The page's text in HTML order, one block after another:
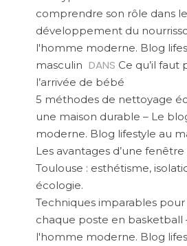
comprendre son rôle dans le
développement du
l'homme moderne. Blog
masculin DANS Ce qu’il faut
l’arrivée de bébé
5 méthodes de nettoyage
une maison durable – Le
moderne. Blog lifestyle au
Les avantages d’une
Toulouse : esthétisme,
écologie.
Techniques imparables
chaque poste en basketball
l'homme moderne. Blog